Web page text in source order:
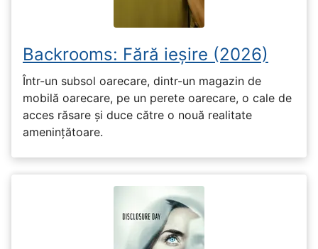
Backrooms: Fără ieșire (2026)
Într-un subsol oarecare, dintr-un magazin de
mobilă oarecare, pe un perete oarecare, o cale de
acces răsare și duce către o nouă realitate
amenințătoare.